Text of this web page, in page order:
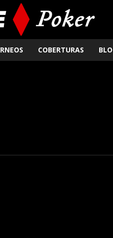
COBERTURAS